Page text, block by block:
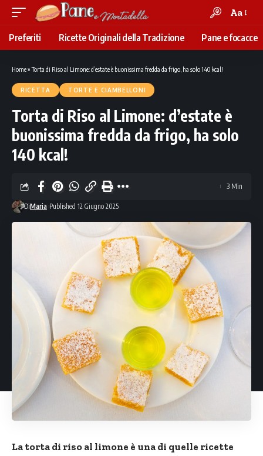
Font
Resizer
Aa
Preferiti Ricette Originali della Tradizione Pane e focacce
Home»Torta di Riso al Limone: d’estate è buonissima fredda da frigo, ha solo 140 kcal!
RICETTA TORTE E CIAMBELLONI
Torta di Riso al Limone: d’estate è
buonissima fredda da frigo, ha solo
140 kcal!
DiMaria Published 12 Giugno 2025
3 Min
La torta di riso al limone è una di quelle ricette